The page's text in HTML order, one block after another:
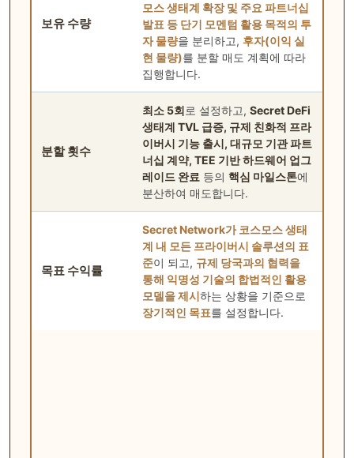
보유 수량
모스 생태계 확장 및 주요 파트너십
발표 등 단기 모멘텀 활용 목적의 투
자 물량을 분리하고, 후자(이익 실
현 물량)를 분할 매도 계획에 따라
집행합니다.
분할 횟수
최소 5회로 설정하고, Secret DeFi
생태계 TVL 급증, 규제 친화적 프라
이버시 기능 출시, 대규모 기관 파트
너십 계약, TEE 기반 하드웨어 업그
레이드 완료 등의 핵심 마일스톤에
분산하여 매도합니다.
목표 수익률
Secret Network가 코스모스 생태
계 내 모든 프라이버시 솔루션의 표
준이 되고, 규제 당국과의 협력을
통해 익명성 기술의 합법적인 활용
모델을 제시하는 상황을 기준으로
장기적인 목표를 설정합니다.